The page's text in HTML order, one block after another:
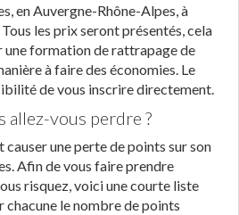
en Auvergne-Rhône-Alpes, à
les prix seront présentés, cela
une formation de rattrapage de
à faire des économies. Le
de vous inscrire directement.
allez-vous perdre ?
une perte de points sur son
Afin de vous faire prendre
risquez, voici une courte liste
chacune le nombre de points